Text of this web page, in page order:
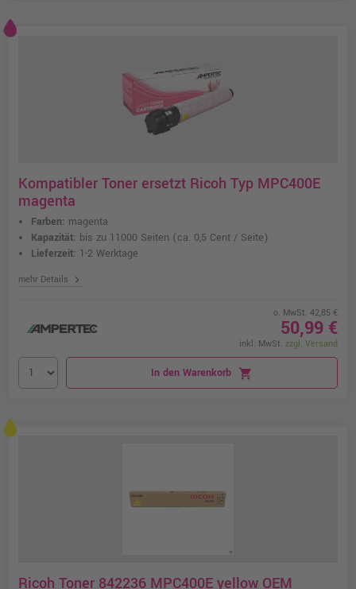
Kompatibler Toner ersetzt Ricoh Typ MPC400E
magenta
Farben: magenta
Kapazität: bis zu 11000 Seiten (ca. 0,5 Cent / Seite)
Lieferzeit: 1-2 Werktage
mehr Details chevron_right
o. MwSt. 42,85 €
50,99 €
inkl. MwSt. zzgl. Versand
In den Warenkorb shopping_cart
Ricoh Toner 842236 MPC400E yellow OEM